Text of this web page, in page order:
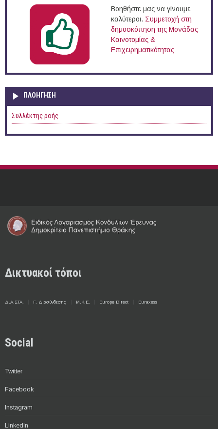
Βοηθήστε μας να γίνουμε
καλύτεροι. Συμμετοχή στη
δημοσκόπηση της Μονάδας
Καινοτομίας &
Επιχειρηματικότητας
ΠΛΟΉΓΗΣΗ
Συλλέκτης ροής
Δικτυακοί τόποι
Δ.Α.ΣΤΑ. Γ. Διασύνδεσης Μ.Κ.Ε. Europe Direct Euraxess
Social
Twitter
Facebook
Instagram
LinkedIn